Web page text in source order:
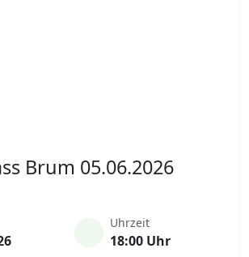
Brum 05.06.2026
Uhrzeit
18:00 Uhr